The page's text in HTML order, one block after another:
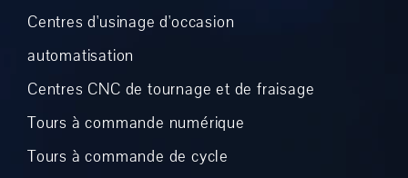
Centres d'usinage d'occasion
automatisation
Centres CNC de tournage et de fraisage
Tours à commande numérique
Tours à commande de cycle